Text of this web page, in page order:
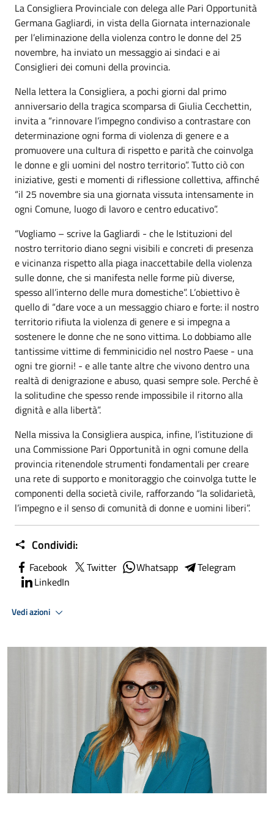
La Consigliera Provinciale con delega alle Pari Opportunità
Germana Gagliardi, in vista della Giornata internazionale
per l’eliminazione della violenza contro le donne del 25
novembre, ha inviato un messaggio ai sindaci e ai
Consiglieri dei comuni della provincia.
Nella lettera la Consigliera, a pochi giorni dal primo
anniversario della tragica scomparsa di Giulia Cecchettin,
invita a “rinnovare l’impegno condiviso a contrastare con
determinazione ogni forma di violenza di genere e a
promuovere una cultura di rispetto e parità che coinvolga
le donne e gli uomini del nostro territorio”. Tutto ciò con
iniziative, gesti e momenti di riflessione collettiva, affinché
“il 25 novembre sia una giornata vissuta intensamente in
ogni Comune, luogo di lavoro e centro educativo”.
“Vogliamo – scrive la Gagliardi - che le Istituzioni del
nostro territorio diano segni visibili e concreti di presenza
e vicinanza rispetto alla piaga inaccettabile della violenza
sulle donne, che si manifesta nelle forme più diverse,
spesso all’interno delle mura domestiche”. L’obiettivo è
quello di “dare voce a un messaggio chiaro e forte: il nostro
territorio rifiuta la violenza di genere e si impegna a
sostenere le donne che ne sono vittima. Lo dobbiamo alle
tantissime vittime di femminicidio nel nostro Paese - una
ogni tre giorni! - e alle tante altre che vivono dentro una
realtà di denigrazione e abuso, quasi sempre sole. Perché è
la solitudine che spesso rende impossibile il ritorno alla
dignità e alla libertà”.
Nella missiva la Consigliera auspica, infine, l’istituzione di
una Commissione Pari Opportunità in ogni comune della
provincia ritenendole strumenti fondamentali per creare
una rete di supporto e monitoraggio che coinvolga tutte le
componenti della società civile, rafforzando “la solidarietà,
l’impegno e il senso di comunità di donne e uomini liberi”.
Condividi:
Facebook Twitter Whatsapp
Telegram
LinkedIn
Vedi azioni